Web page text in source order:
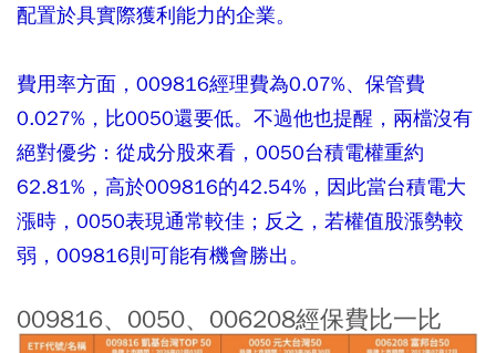
配置於具實際獲利能力的企業。
費用率方面，009816經理費為0.07%、保管費
0.027%，比0050還要低。不過他也提醒，兩檔沒有
絕對優劣：從成分股來看，0050台積電權重約
62.81%，高於009816的42.54%，因此當台積電大
漲時，0050表現通常較佳；反之，若權值股漲勢較
弱，009816則可能有機會勝出。
009816、0050、006208經保費比一比